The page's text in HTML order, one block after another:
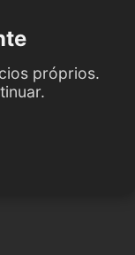
próprios.